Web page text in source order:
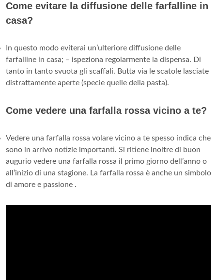
Come evitare la diffusione delle farfalline in
casa?
In questo modo eviterai un’ulteriore diffusione delle
farfalline in casa; – ispeziona regolarmente la dispensa. Di
tanto in tanto svuota gli scaffali. Butta via le scatole lasciate
distrattamente aperte (specie quelle della pasta).
Come vedere una farfalla rossa vicino a te?
Vedere una farfalla rossa volare vicino a te spesso indica che
sono in arrivo notizie importanti. Si ritiene inoltre di buon
augurio vedere una farfalla rossa il primo giorno dell’anno o
all’inizio di una stagione. La farfalla rossa è anche un simbolo
di amore e passione .